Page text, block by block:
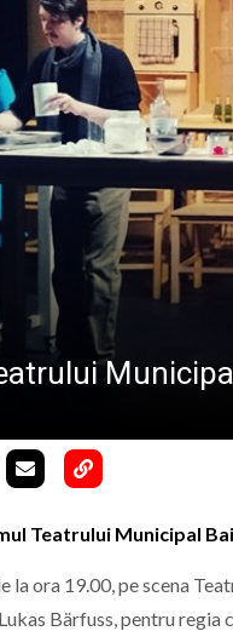
7 august 1950,
Prognoza
Ansamblul
6 august
PÂNĂ ÎN 15
Teatrului Municipal
la ora 19.00, pe scena
Bärfuss, pentru